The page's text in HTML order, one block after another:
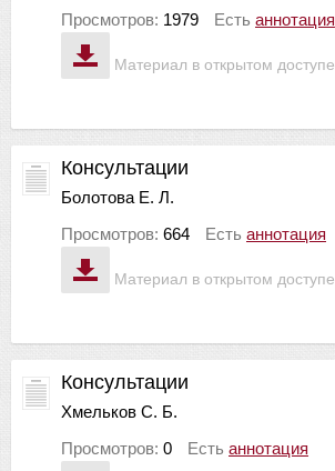
Материал в открытом доступе
Просмотров: 1979 Есть аннотация
Материал в открытом доступе
Консультации
Болотова Е. Л.
Просмотров: 664 Есть аннотация
Консультации
Хмельков С. Б.
Просмотров: 0 Есть аннотация